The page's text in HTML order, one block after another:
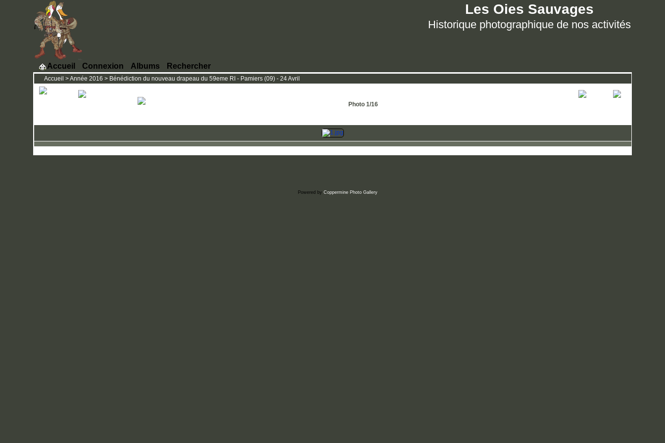
Les Oies Sauvages
Historique photographique de nos activités
Accueil Connexion Albums Rechercher
Accueil >Année 2016 > Bénédiction du nouveau drapeau du 59eme RI - Pamiers (09) - 24 Avril
Photo 1/16
Powered by Coppermine Photo Gallery